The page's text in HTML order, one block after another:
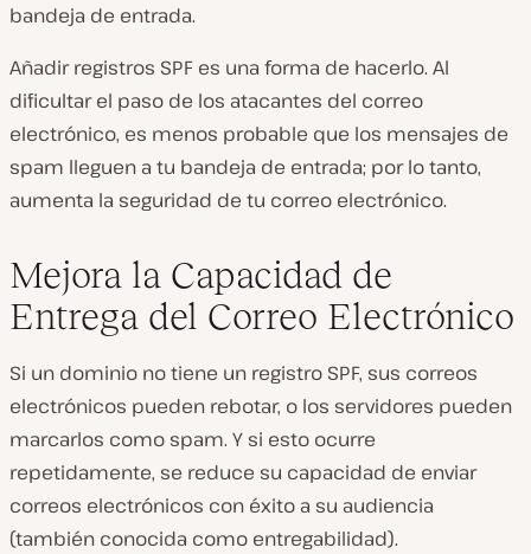
bandeja de entrada.
Añadir registros SPF es una forma de hacerlo. Al
dificultar el paso de los atacantes del correo
electrónico, es menos probable que los mensajes de
spam lleguen a tu bandeja de entrada; por lo tanto,
aumenta la seguridad de tu correo electrónico.
Mejora la Capacidad de
Entrega del Correo Electrónico
Si un dominio no tiene un registro SPF, sus correos
electrónicos pueden rebotar, o los servidores pueden
marcarlos como spam. Y si esto ocurre
repetidamente, se reduce su capacidad de enviar
correos electrónicos con éxito a su audiencia
(también conocida como entregabilidad).